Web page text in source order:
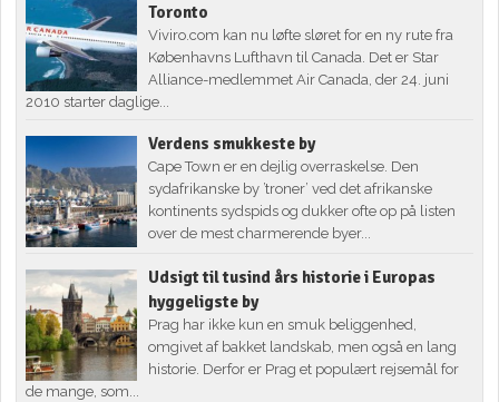
Toronto
Viviro.com kan nu løfte sløret for en ny rute fra
Københavns Lufthavn til Canada. Det er Star
Alliance-medlemmet Air Canada, der 24. juni
2010 starter daglige...
Verdens smukkeste by
Cape Town er en dejlig overraskelse. Den
sydafrikanske by ’troner’ ved det afrikanske
kontinents sydspids og dukker ofte op på listen
over de mest charmerende byer...
Udsigt til tusind års historie i Europas
hyggeligste by
Prag har ikke kun en smuk beliggenhed,
omgivet af bakket landskab, men også en lang
historie. Derfor er Prag et populært rejsemål for
de mange, som...